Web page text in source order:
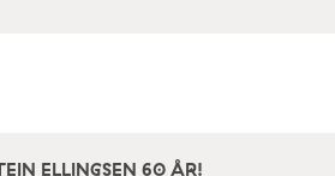
ELLINGSEN 60 ÅR!